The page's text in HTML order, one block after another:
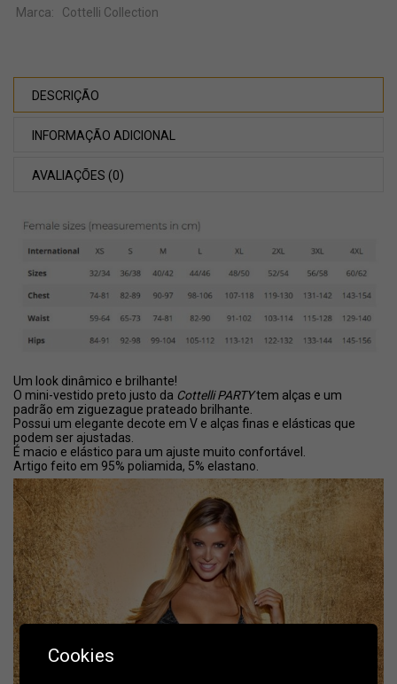
Marca: Cottelli Collection
DESCRIÇÃO
INFORMAÇÃO ADICIONAL
AVALIAÇÕES (0)
Um look dinâmico e brilhante!
O mini-vestido preto justo da Cottelli PARTYtem alças e um
padrão em ziguezague prateado brilhante.
Possui um elegante decote em V e alças finas e elásticas que
podem ser ajustadas.
É macio e elástico para um ajuste muito confortável.
Artigo feito em 95% poliamida, 5% elastano.
Cookies